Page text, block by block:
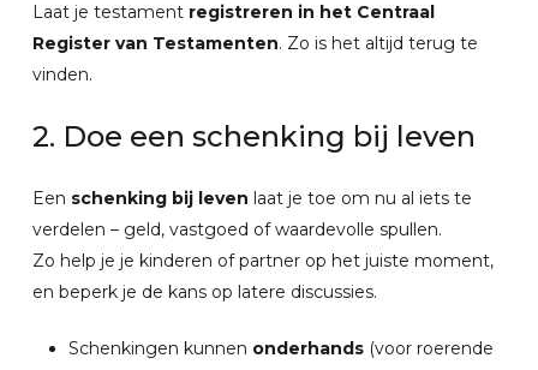
Laat je testament registreren in het Centraal
Register van Testamenten. Zo is het altijd terug te
vinden.
2. Doe een schenking bij leven
Een schenking bij leven laat je toe om nu al iets te
verdelen – geld, vastgoed of waardevolle spullen.
Zo help je je kinderen of partner op het juiste moment,
en beperk je de kans op latere discussies.
Schenkingen kunnen onderhands(voor roerende